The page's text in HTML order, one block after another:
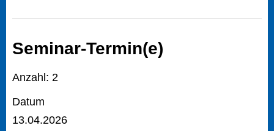
Seminar-Termin(e)
Anzahl: 2
Datum
13.04.2026